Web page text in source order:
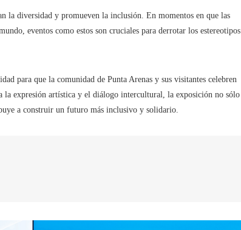
la diversidad y promueven la inclusión. En momentos en que las
eventos como estos son cruciales para derrotar los estereotipos
para que la comunidad de Punta Arenas y sus visitantes celebren
la expresión artística y el diálogo intercultural, la exposición no sólo
a construir un futuro más inclusivo y solidario.